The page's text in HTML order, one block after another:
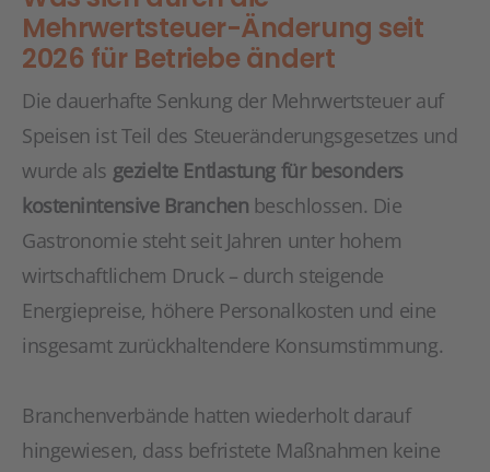
Mehrwertsteuer-Änderung seit
2026 für Betriebe ändert
Die dauerhafte Senkung der Mehrwertsteuer auf
Speisen ist Teil des Steueränderungsgesetzes und
wurde als gezielte Entlastung für besonders
kostenintensive Branchen beschlossen. Die
Gastronomie steht seit Jahren unter hohem
wirtschaftlichem Druck – durch steigende
Energiepreise, höhere Personalkosten und eine
insgesamt zurückhaltendere Konsumstimmung.
Branchenverbände hatten wiederholt darauf
hingewiesen, dass befristete Maßnahmen keine